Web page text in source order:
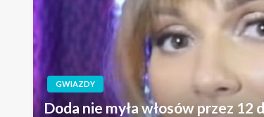
GWIAZDY
Doda nie myła włosów przez 12